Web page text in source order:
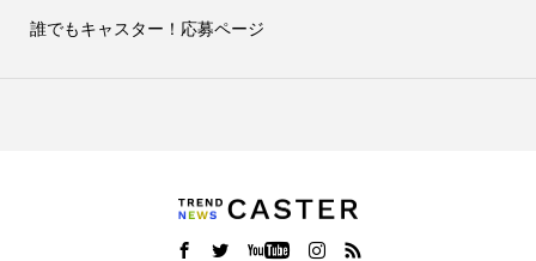
誰でもキャスター！応募ページ